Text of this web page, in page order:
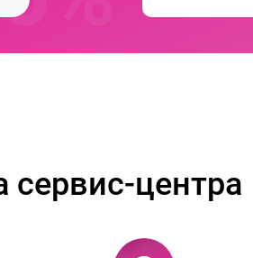
центра